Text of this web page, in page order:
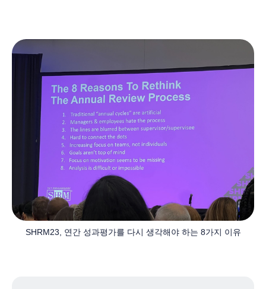
SHRM23, 연간 성과평가를 다시 생각해야 하는 8가지 이유